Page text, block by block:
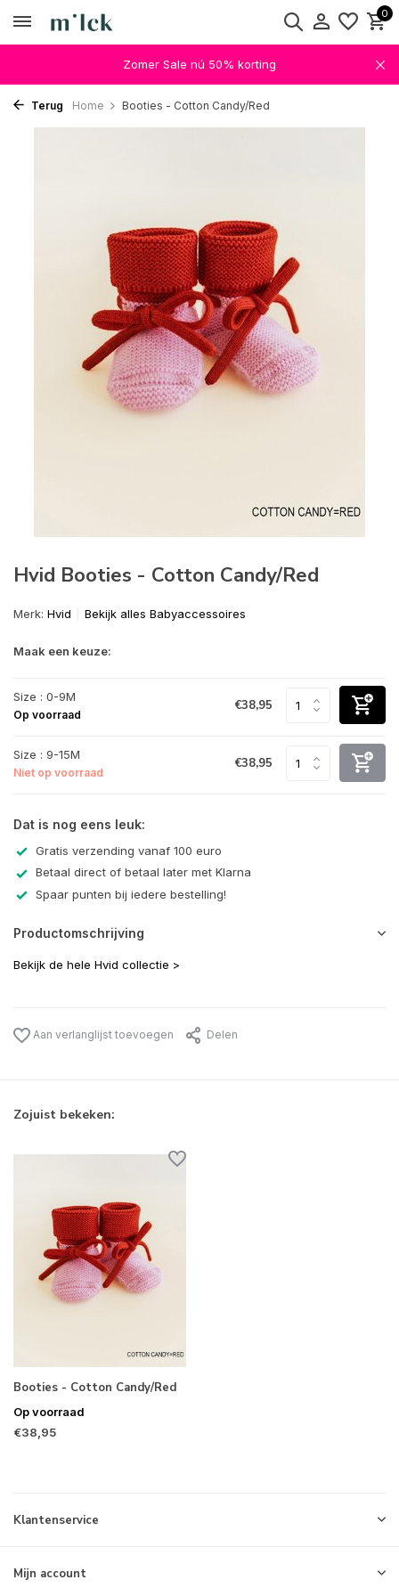
0
Zomer Sale nú 50% korting
Terug Home Booties - Cotton Candy/Red
Hvid Booties - Cotton Candy/Red
Merk: Hvid Bekijk alles Babyaccessoires
Maak een keuze:
Size : 0-9M
Op voorraad
€38,95
Size : 9-15M
Niet op voorraad
€38,95
Dat is nog eens leuk:
Gratis verzending vanaf 100 euro
Betaal direct of betaal later met Klarna
Spaar punten bij iedere bestelling!
Productomschrijving
Bekijk de hele Hvid collectie >
Aan verlanglijst toevoegen Delen
Zojuist bekeken:
Booties - Cotton Candy/Red
Op voorraad
€38,95
Klantenservice
Mijn account